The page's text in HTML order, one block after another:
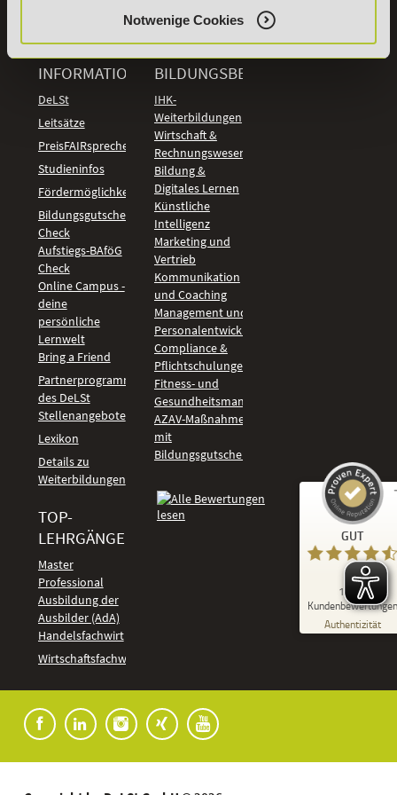
Notwenige Cookies
widerrufen
INFORMATIONEN
DeLSt
Leitsätze
PreisFAIRsprechen
Studieninfos
Fördermöglichkeiten
Bildungsgutschein
Check
Aufstiegs-BAföG
Check
Online Campus -
deine
persönliche
Lernwelt
Bring a Friend
Partnerprogramm
des DeLSt
Stellenangebote
Lexikon
Details zu
Weiterbildungen
TOP-
LEHRGÄNGE
Master
Professional
Ausbildung der
Ausbilder (AdA)
Handelsfachwirt
Wirtschaftsfachwirt
BILDUNGSBEREICHE
IHK-
Weiterbildungen
Wirtschaft &
Rechnungswesen
Bildung &
Digitales Lernen
Künstliche
Intelligenz
Marketing und
Vertrieb
Kommunikation
und Coaching
Management und
Personalentwicklung
Compliance &
Pflichtschulungen
Fitness- und
Gesundheitsmanagement
AZAV-Maßnahmen
mit
Bildungsgutschein
GUT
1.918
Kundenbewertungen
Authentizität
Kundenbewertungen und Erfahrungen zu
DeLSt - Deutsches eLearning Studieninstitut
92
%
Empfehlungen auf
ProvenExpert.com
anderen Quellen